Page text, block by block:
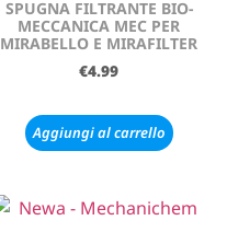
SPUGNA FILTRANTE BIO-
MECCANICA MEC PER
MIRABELLO E MIRAFILTER
€4.99
Aggiungi al carrello